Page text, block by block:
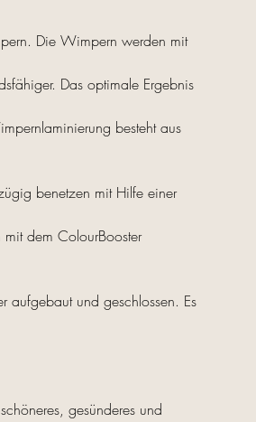
Die Wimpern werden mit
Das optimale Ergebnis
besteht aus
benetzen mit Hilfe einer
dem ColourBooster
und geschlossen. Es
gesünderes und